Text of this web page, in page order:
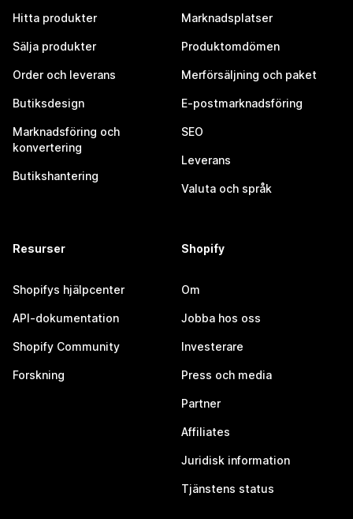
Hitta produkter
Sälja produkter
Order och leverans
Butiksdesign
Marknadsföring och
konvertering
Butikshantering
Marknadsplatser
Produktomdömen
Merförsäljning och paket
E-postmarknadsföring
SEO
Leverans
Valuta och språk
Resurser
Shopifys hjälpcenter
API-dokumentation
Shopify Community
Forskning
Shopify
Om
Jobba hos oss
Investerare
Press och media
Partner
Affiliates
Juridisk information
Tjänstens status